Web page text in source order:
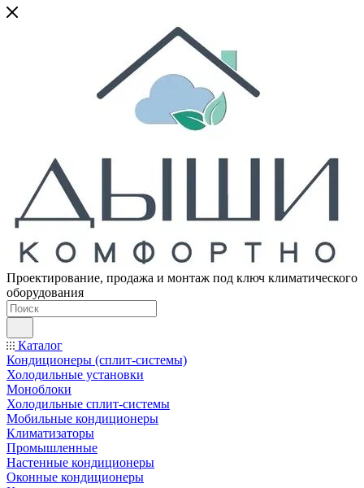
Проектирование, продажа и монтаж под ключ климатического
оборудования
Каталог
Кондиционеры (сплит-системы)
Холодильные установки
Моноблоки
Холодильные сплит-системы
Мобильные кондиционеры
Климатизаторы
Промышленные
Настенные кондиционеры
Оконные кондиционеры